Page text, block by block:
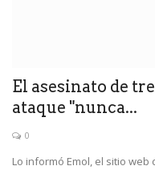
El asesinato de
ataque "nunca...
0
Lo informó Emol, el sitio web